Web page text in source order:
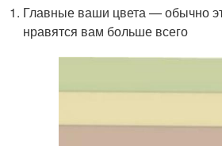
Главные ваши цвета — обычно
нравятся вам больше всего